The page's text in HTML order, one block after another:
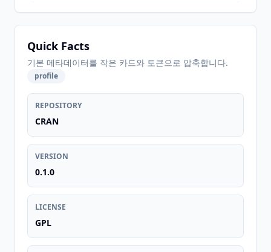
Quick Facts
기본 메타데이터를 작은 카드와 토큰으로 압축합니다.
profile
REPOSITORY
CRAN
VERSION
0.1.0
LICENSE
GPL